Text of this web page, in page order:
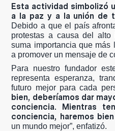
Esta actividad simbolizó
a la paz y a la unión de
Debido a que el país
protestas a causa del
suma importancia que más
a promover un mensaje de
Para nuestro fundador
representa esperanza,
futuro mejor para cada
bien, deberíamos dar
conciencia. Mientras
conciencia, haremos
un mundo mejor”, enfatizó.